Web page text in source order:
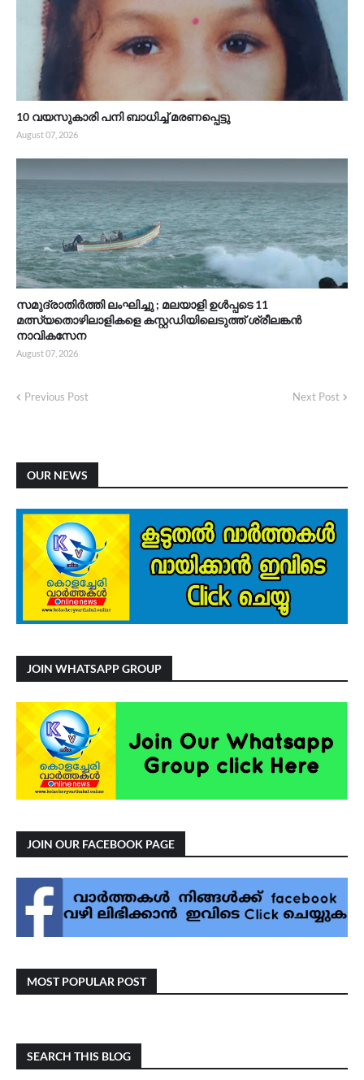
10 വയസുകാരി പനി ബാധിച്ച് മരണപ്പെട്ടു
August 07, 2026
സമുദ്രാതിർത്തി ലംഘിച്ചു ; മലയാളി ഉൾപ്പടെ 11
മത്സ്യതൊഴിലാളികളെ കസ്റ്റഡിയിലെടുത്ത് ശ്രീലങ്കൻ
നാവികസേന
August 07, 2026
Previous Post Next Post
OUR NEWS
JOIN WHATSAPP GROUP
JOIN OUR FACEBOOK PAGE
MOST POPULAR POST
SEARCH THIS BLOG